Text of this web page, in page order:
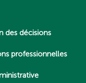
des décisions
professionnelles